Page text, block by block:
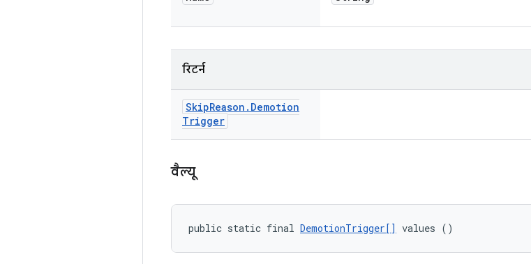
रिटर्न
SkipReason . Demotion
Trigger
वैल्यू
public static final DemotionTrigger[] values ()